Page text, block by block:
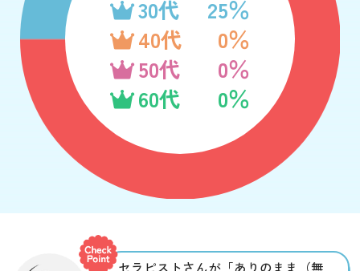
30代
25％
40代
0％
50代
0％
60代
0％